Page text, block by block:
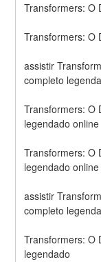
Transformers: O
Transformers: O
assistir
completo
Transformers: O
legendado online
Transformers: O
legendado
assistir
completo
Transformers: O
legendado